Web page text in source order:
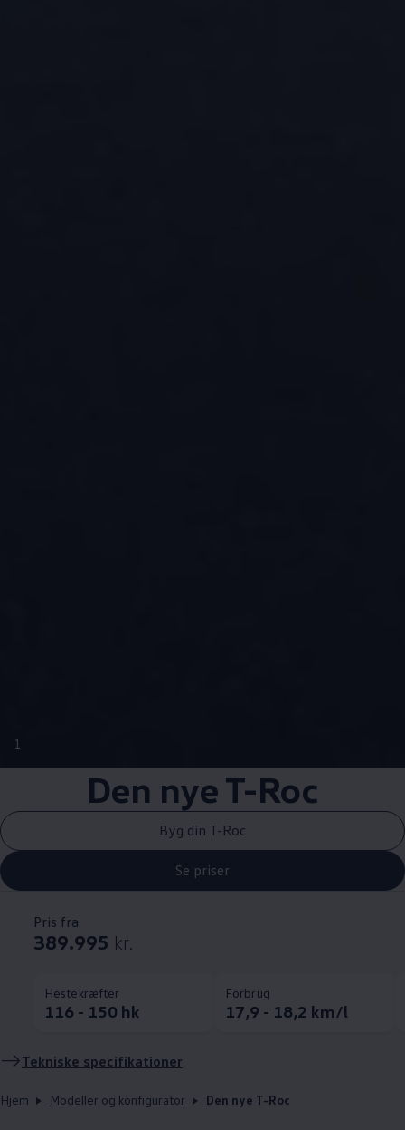
1
Den nye T-Roc
Byg din T-Roc
Se priser
Pris fra
389.995 kr.
Hestekræfter
116 - 150 hk
Forbrug
17,9 - 18,2 km/l
Tekniske specifikationer
Hjem Modeller og konfigurator Den nye T-Roc